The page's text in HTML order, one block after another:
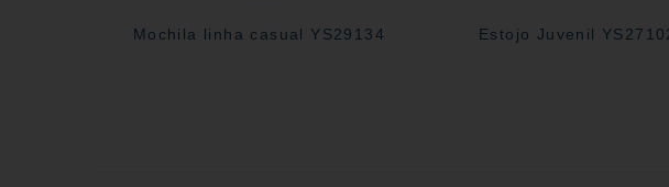
Mochila linha casual YS29134 Estojo Juvenil